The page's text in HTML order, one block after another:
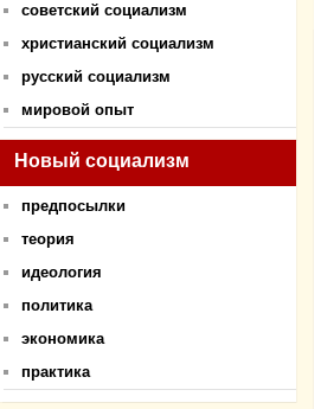
советский социализм
христианский социализм
русский социализм
мировой опыт
Новый социализм
предпосылки
теория
идеология
политика
экономика
практика